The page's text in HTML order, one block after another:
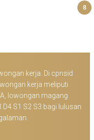
kerja. Di cpnsid
kerja meliputi
lowongan magang
D4 S1 S2 S3 bagi lulusan